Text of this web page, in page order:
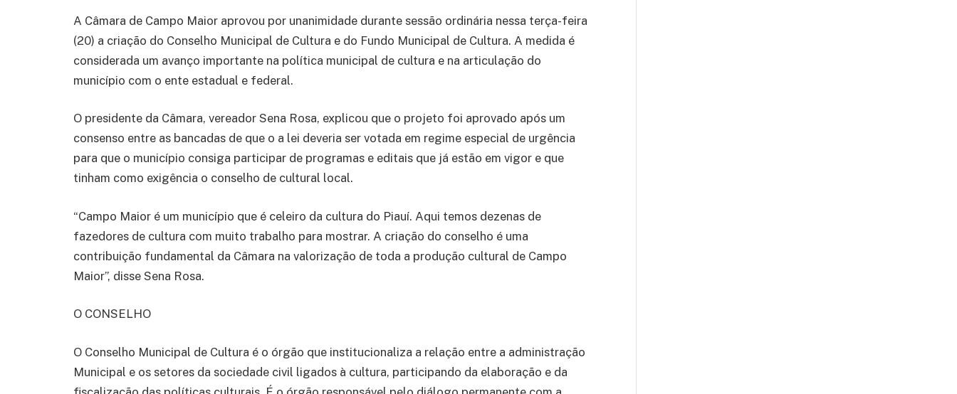
A Câmara de Campo Maior aprovou por unanimidade durante sessão ordinária nessa terça-feira
(20) a criação do Conselho Municipal de Cultura e do Fundo Municipal de Cultura. A medida é
considerada um avanço importante na política municipal de cultura e na articulação do
município com o ente estadual e federal.
O presidente da Câmara, vereador Sena Rosa, explicou que o projeto foi aprovado após um
consenso entre as bancadas de que o a lei deveria ser votada em regime especial de urgência
para que o município consiga participar de programas e editais que já estão em vigor e que
tinham como exigência o conselho de cultural local.
“Campo Maior é um município que é celeiro da cultura do Piauí. Aqui temos dezenas de
fazedores de cultura com muito trabalho para mostrar. A criação do conselho é uma
contribuição fundamental da Câmara na valorização de toda a produção cultural de Campo
Maior”, disse Sena Rosa.
O CONSELHO
O Conselho Municipal de Cultura é o órgão que institucionaliza a relação entre a administração
Municipal e os setores da sociedade civil ligados à cultura, participando da elaboração e da